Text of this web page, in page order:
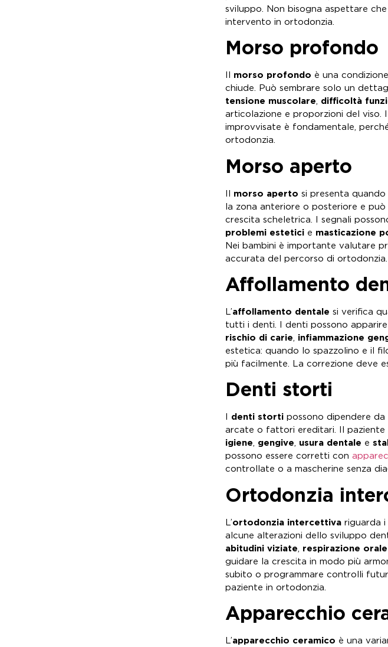
sviluppo. Non bisogna aspettare
intervento in ortodonzia.
Morso profondo
Il morso profondo è una
chiude. Può sembrare solo un
tensione muscolare, difficoltà
articolazione e proporzioni del viso.
improvvisate è fondamentale,
ortodonzia.
Morso aperto
Il morso aperto si presenta
la zona anteriore o posteriore e
crescita scheletrica. I segnali
problemi esteticie masticazione
Nei bambini è importante valutare
accurata del percorso di ortodonzia.
Affollamento
L’affollamento dentale si verifica
tutti i denti. I denti possono
rischio di carie, infiammazione
estetica: quando lo spazzolino e il
più facilmente. La correzione deve
Denti storti
denti stortipossono dipendere da
arcate o fattori ereditari. Il paziente
igiene, gengive, usura dentale e
possono essere corretti con
controllate o a mascherine senza
Ortodonzia
L’ortodonzia intercettivariguarda i
alcune alterazioni dello sviluppo
abitudini viziate, respirazione orale
guidare la crescita in modo più
subito o programmare controlli
paziente in ortodonzia.
Apparecchio
L’apparecchio ceramico è una